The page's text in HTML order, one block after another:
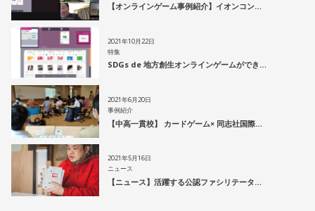
【オンラインゲーム事例紹介】イオンコン…
2021年10月22日
特集
SDGs de 地方創生オンラインゲームができ…
2021年6月20日
事例紹介
【中高一貫校】 カードゲーム× 同志社国際…
2021年5月16日
ニュース
【ニュース】活躍する公認ファシリテータ…